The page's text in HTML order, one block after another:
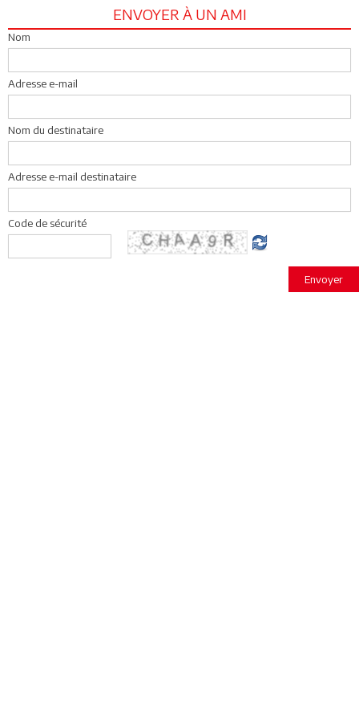
ENVOYER À UN AMI
Nom
Adresse e-mail
Nom du destinataire
Adresse e-mail destinataire
Code de sécurité
Envoyer